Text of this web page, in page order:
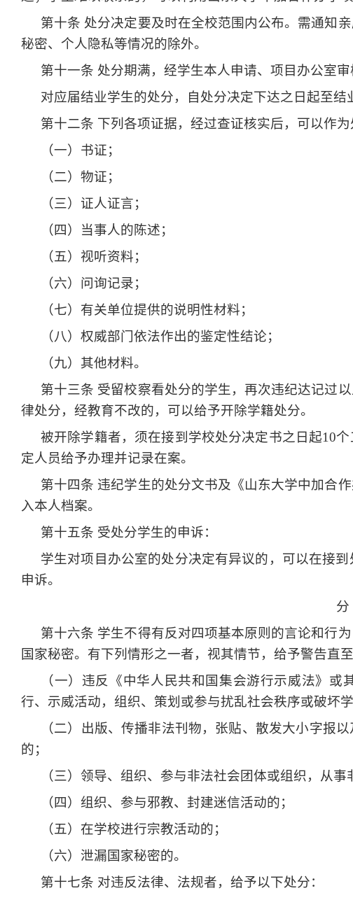
第十条 处分决定要及时在全校范围内公布。需通知
秘密、个人隐私等情况的除外。
第十一条 处分期满，经学生本人申请、项目办公室
对应届结业学生的处分，自处分决定下达之日起至结
第十二条 下列各项证据，经过查证核实后，可以作为
（一）书证；
（二）物证；
（三）证人证言；
（四）当事人的陈述；
（五）视听资料；
（六）问询记录；
（七）有关单位提供的说明性材料；
（八）权威部门依法作出的鉴定性结论；
（九）其他材料。
第十三条 受留校察看处分的学生，再次违纪达记过
律处分，经教育不改的，可以给予开除学籍处分。
被开除学籍者，须在接到学校处分决定书之日起10个
定人员给予办理并记录在案。
第十四条 违纪学生的处分文书及《山东大学中加合
入本人档案。
第十五条 受处分学生的申诉：
学生对项目办公室的处分决定有异议的，可以在接
申诉。
分
第十六条 学生不得有反对四项基本原则的言论和行
国家秘密。有下列情形之一者，视其情节，给予警告直至
（一）违反《中华人民共和国集会游行示威法》
行、示威活动，组织、策划或参与扰乱社会秩序或破坏
（二）出版、传播非法刊物，张贴、散发大小字报
的；
（三）领导、组织、参与非法社会团体或组织，从事
（四）组织、参与邪教、封建迷信活动的；
（五）在学校进行宗教活动的；
（六）泄漏国家秘密的。
第十七条 对违反法律、法规者，给予以下处分：